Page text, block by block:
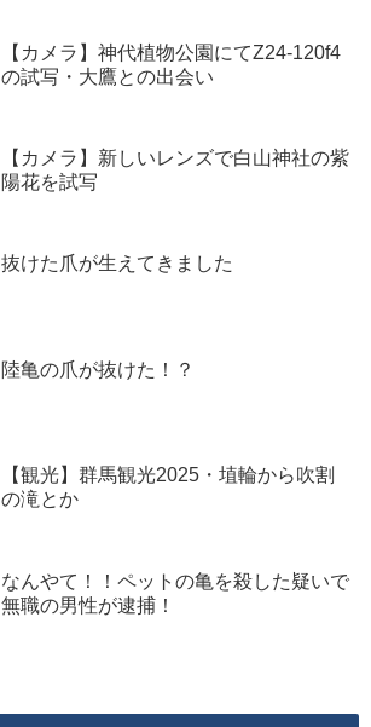
【カメラ】神代植物公園にてZ24-120f4
の試写・大鷹との出会い
【カメラ】新しいレンズで白山神社の紫
陽花を試写
抜けた爪が生えてきました
陸亀の爪が抜けた！？
【観光】群馬観光2025・埴輪から吹割
の滝とか
なんやて！！ペットの亀を殺した疑いで
無職の男性が逮捕！